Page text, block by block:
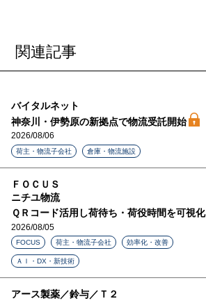
関連記事
バイタルネット
神奈川・伊勢原の新拠点で物流受託開始
2026/08/06
荷主・物流子会社 倉庫・物流施設
ＦＯＣＵＳ
ニチユ物流
ＱＲコード活用し荷待ち・荷役時間を可視化
2026/08/05
FOCUS 荷主・物流子会社 効率化・改善
ＡＩ・DX・新技術
アース製薬／鈴与／Ｔ２